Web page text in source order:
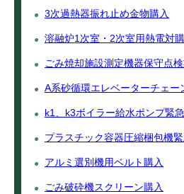
3次過熱器振れ止め金物購入
溶融炉1次室・2次室用熱電対
ごみ焼却施設測定機器保守点検
A系砂循環エレベーターチェー
k1、k3ボイラー給水ポンプ緊
プラスチック容器圧縮梱包機
アルミ選別機用ベルト購入
ごみ破砕機スクリーン購入